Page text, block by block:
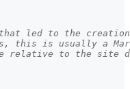
led to the
this is usually a
relative to the site